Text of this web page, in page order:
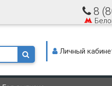
8
Личный